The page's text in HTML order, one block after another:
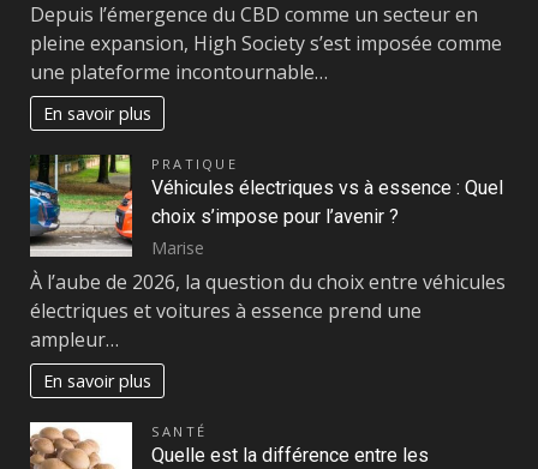
Depuis l’émergence du CBD comme un secteur en
pleine expansion, High Society s’est imposée comme
une plateforme incontournable…
En savoir plus
PRATIQUE
Véhicules électriques vs à essence : Quel
choix s’impose pour l’avenir ?
Marise
À l’aube de 2026, la question du choix entre véhicules
électriques et voitures à essence prend une
ampleur…
En savoir plus
SANTÉ
Quelle est la différence entre les